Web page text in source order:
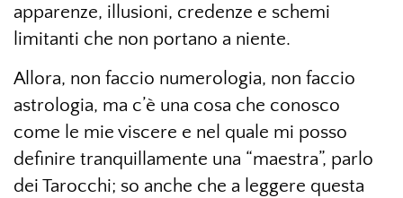
apparenze, illusioni, credenze e schemi
limitanti che non portano a niente.
Allora, non faccio numerologia, non faccio
astrologia, ma c’è una cosa che conosco
come le mie viscere e nel quale mi posso
definire tranquillamente una “maestra”, parlo
dei Tarocchi; so anche che a leggere questa